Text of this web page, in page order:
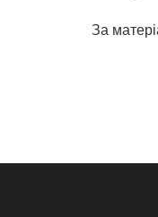
За